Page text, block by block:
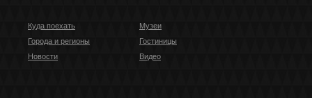
Куда поехать
Города и регионы
Новости
Музеи
Гостиницы
Видео